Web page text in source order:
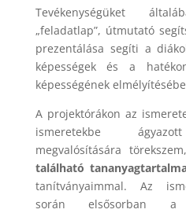
Tevékenységüket
„feladatlap”, útmutató
prezentálása segíti a
képességek és a
képességének
A projektórákon az
ismeretekbe
megvalósítására
található
tanítványaimmal. Az
során elsősorban a